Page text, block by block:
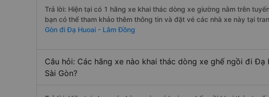
Trả lời: Hiện tại có 1 hãng xe khai thác dòng xe giường nằm trên
bạn có thể tham khảo thêm thông tin và đặt vé các nhà xe này tại
Gòn đi Đạ Huoai - Lâm Đồng
Câu hỏi: Các hãng xe nào khai thác dòng xe ghế ngồi đi
Sài Gòn?